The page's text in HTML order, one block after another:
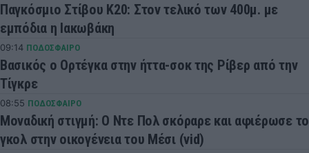
Παγκόσμιο Στίβου Κ20: Στον τελικό των 400μ. με
εμπόδια η Ιακωβάκη
09:14 ΠΟΔΟΣΦΑΙΡΟ
Βασικός ο Ορτέγκα στην ήττα-σοκ της Ρίβερ από την
Τίγκρε
08:55 ΠΟΔΟΣΦΑΙΡΟ
Μοναδική στιγμή: Ο Ντε Πολ σκόραρε και αφιέρωσε το
γκολ στην οικογένεια του Μέσι (vid)